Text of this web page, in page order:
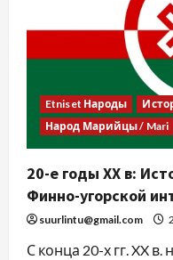
Etniset Народы
Народ Марийцы / Mari
20-е годы ХХ в:
Финно-угорской
suurlintu@gmail.com
С конца 20-х гг. XX